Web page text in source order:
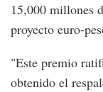
15,000 millones
proyecto euro-
"Este premio
obtenido el